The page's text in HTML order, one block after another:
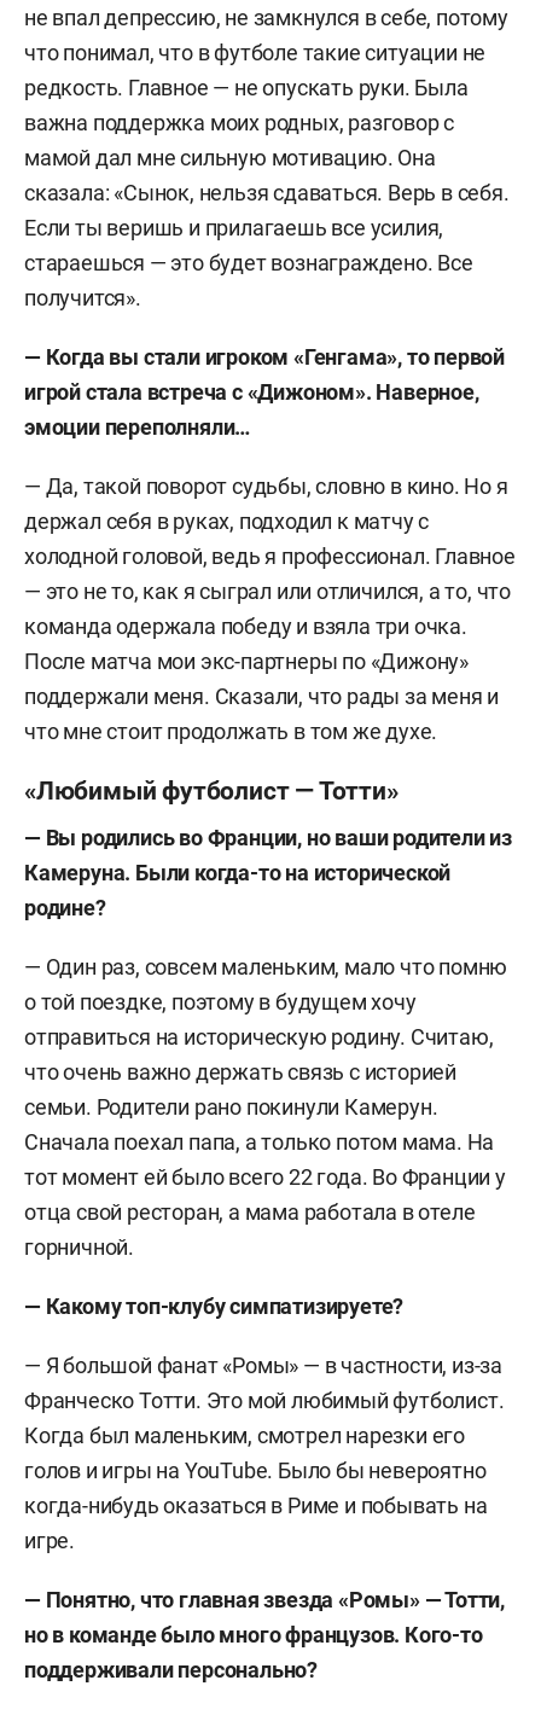
не впал депрессию, не замкнулся в себе, потому
что понимал, что в футболе такие ситуации не
редкость. Главное — не опускать руки. Была
важна поддержка моих родных, разговор с
мамой дал мне сильную мотивацию. Она
сказала: «Сынок, нельзя сдаваться. Верь в себя.
Если ты веришь и прилагаешь все усилия,
стараешься — это будет вознаграждено. Все
получится».
— Когда вы стали игроком «Генгама», то первой
игрой стала встреча с «Дижоном». Наверное,
эмоции переполняли…
— Да, такой поворот судьбы, словно в кино. Но я
держал себя в руках, подходил к матчу с
холодной головой, ведь я профессионал. Главное
— это не то, как я сыграл или отличился, а то, что
команда одержала победу и взяла три очка.
После матча мои экс-партнеры по «Дижону»
поддержали меня. Сказали, что рады за меня и
что мне стоит продолжать в том же духе.
«Любимый футболист — Тотти»
— Вы родились во Франции, но ваши родители из
Камеруна. Были когда-то на исторической
родине?
— Один раз, совсем маленьким, мало что помню
о той поездке, поэтому в будущем хочу
отправиться на историческую родину. Считаю,
что очень важно держать связь с историей
семьи. Родители рано покинули Камерун.
Сначала поехал папа, а только потом мама. На
тот момент ей было всего 22 года. Во Франции у
отца свой ресторан, а мама работала в отеле
горничной.
— Какому топ-клубу симпатизируете?
— Я большой фанат «Ромы» — в частности, из-за
Франческо Тотти. Это мой любимый футболист.
Когда был маленьким, смотрел нарезки его
голов и игры на YouTube. Было бы невероятно
когда-нибудь оказаться в Риме и побывать на
игре.
— Понятно, что главная звезда«Ромы»— Тотти,
но в команде было много французов. Кого-то
поддерживали персонально?